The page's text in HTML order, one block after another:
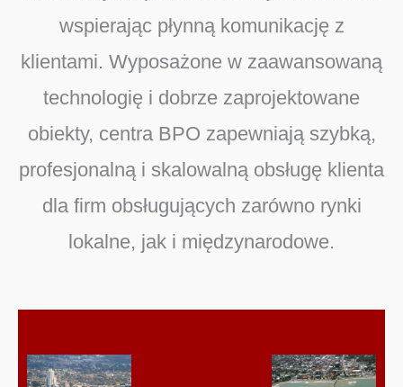
wspierając płynną komunikację z
klientami. Wyposażone w zaawansowaną
technologię i dobrze zaprojektowane
obiekty, centra BPO zapewniają szybką,
profesjonalną i skalowalną obsługę klienta
dla firm obsługujących zarówno rynki
lokalne, jak i międzynarodowe.